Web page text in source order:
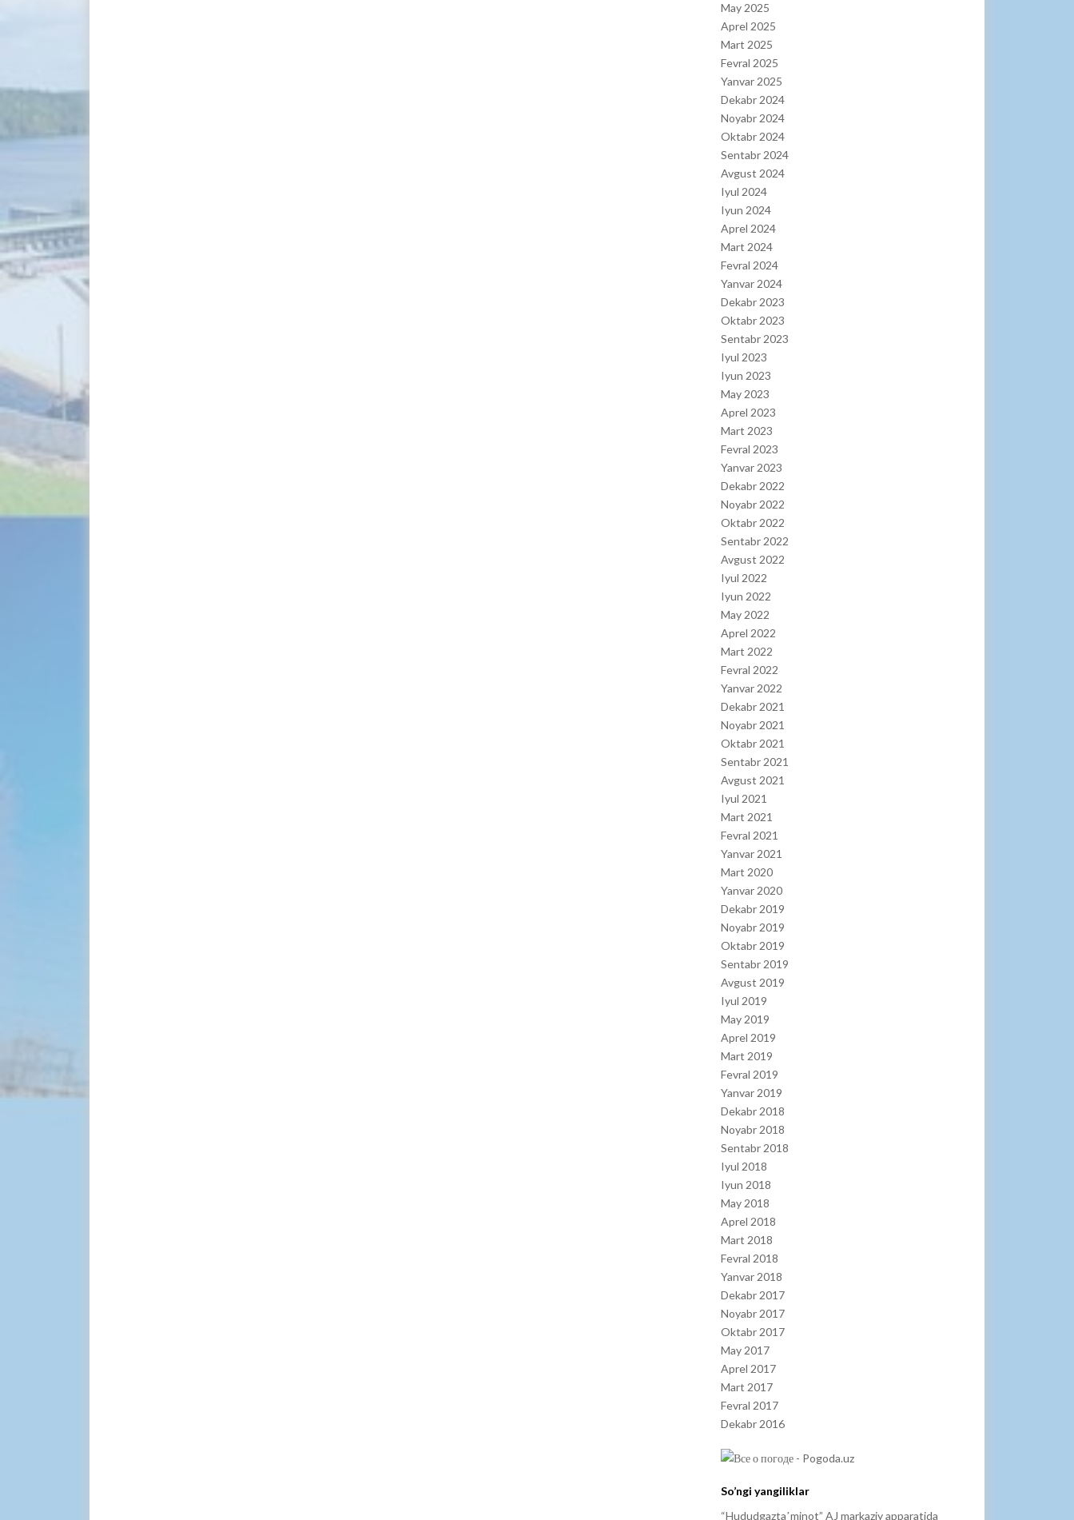
May 2025
Aprel 2025
Mart 2025
Fevral 2025
Yanvar 2025
Dekabr 2024
Noyabr 2024
Oktabr 2024
Sentabr 2024
Avgust 2024
Iyul 2024
Iyun 2024
Aprel 2024
Mart 2024
Fevral 2024
Yanvar 2024
Dekabr 2023
Oktabr 2023
Sentabr 2023
Iyul 2023
Iyun 2023
May 2023
Aprel 2023
Mart 2023
Fevral 2023
Yanvar 2023
Dekabr 2022
Noyabr 2022
Oktabr 2022
Sentabr 2022
Avgust 2022
Iyul 2022
Iyun 2022
May 2022
Aprel 2022
Mart 2022
Fevral 2022
Yanvar 2022
Dekabr 2021
Noyabr 2021
Oktabr 2021
Sentabr 2021
Avgust 2021
Iyul 2021
Mart 2021
Fevral 2021
Yanvar 2021
Mart 2020
Yanvar 2020
Dekabr 2019
Noyabr 2019
Oktabr 2019
Sentabr 2019
Avgust 2019
Iyul 2019
May 2019
Aprel 2019
Mart 2019
Fevral 2019
Yanvar 2019
Dekabr 2018
Noyabr 2018
Sentabr 2018
Iyul 2018
Iyun 2018
May 2018
Aprel 2018
Mart 2018
Fevral 2018
Yanvar 2018
Dekabr 2017
Noyabr 2017
Oktabr 2017
May 2017
Aprel 2017
Mart 2017
Fevral 2017
Dekabr 2016
So’ngi yangiliklar
“Hududgaztaʼminot” AJ markaziy apparatida